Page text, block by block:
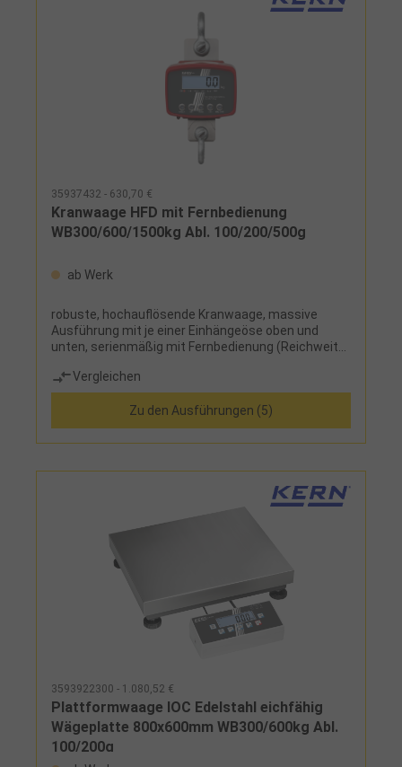
35937432 - 630,70 €
Kranwaage HFD mit Fernbedienung
WB300/600/1500kg Abl. 100/200/500g
ab Werk
robuste, hochauflösende Kranwaage, massive
Ausführung mit je einer Einhängeöse oben und
unten, serienmäßig mit Fernbedienung (Reichweite
Ziffernhöhe 30 mm, Dreibereichswaage (Triple
Range = schaltet sich automatisch in den
nächstgrößeren Wägebereich und Ablesbarkeit
um), Stromversorgung erfolgt über
wiederaufladbare Batterie (intern) und
Einhängeöse
Vergleichen
Zu den Ausführungen (5)
3593922300 - 1.080,52 €
Plattformwaage IOC Edelstahl eichfähig
Wägeplatte 800x600mm WB300/600kg Abl.
100/200g